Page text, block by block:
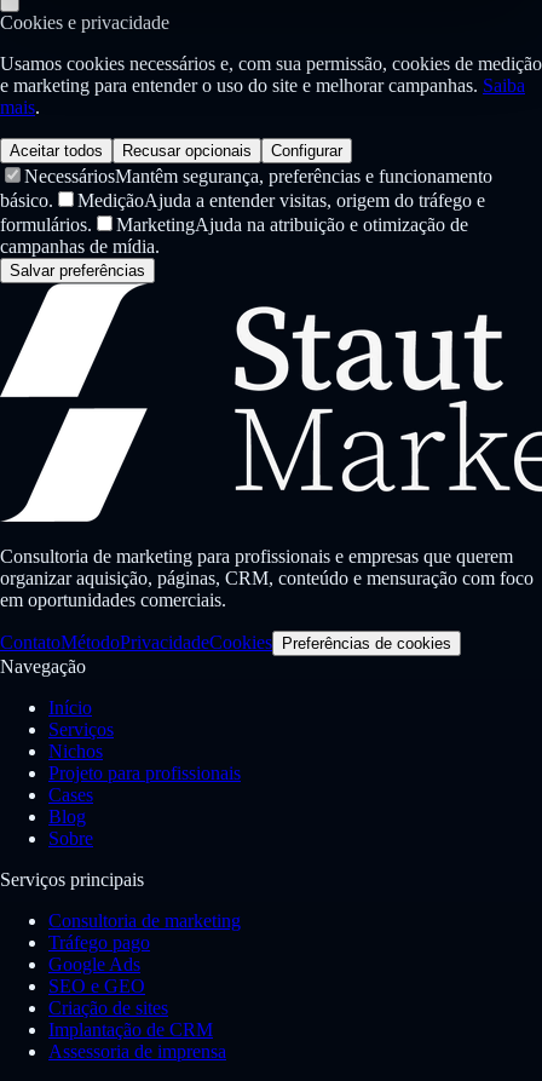
Cookies e privacidade
Usamos cookies necessários e, com sua permissão, cookies de medição
e marketing para entender o uso do site e melhorar campanhas. Saiba
mais.
Aceitar todos Recusar opcionais Configurar
NecessáriosMantêm segurança, preferências e funcionamento
básico.
MediçãoAjuda a entender visitas, origem do tráfego e
formulários.
MarketingAjuda na atribuição e otimização de
campanhas de mídia.
Salvar preferências
Consultoria de marketing para profissionais e empresas que querem
organizar aquisição, páginas, CRM, conteúdo e mensuração com foco
em oportunidades comerciais.
ContatoMétodoPrivacidadeCookies Preferências de cookies
Navegação
Início
Serviços
Nichos
Projeto para profissionais
Cases
Blog
Sobre
Serviços principais
Consultoria de marketing
Tráfego pago
Google Ads
SEO e GEO
Criação de sites
Implantação de CRM
Assessoria de imprensa